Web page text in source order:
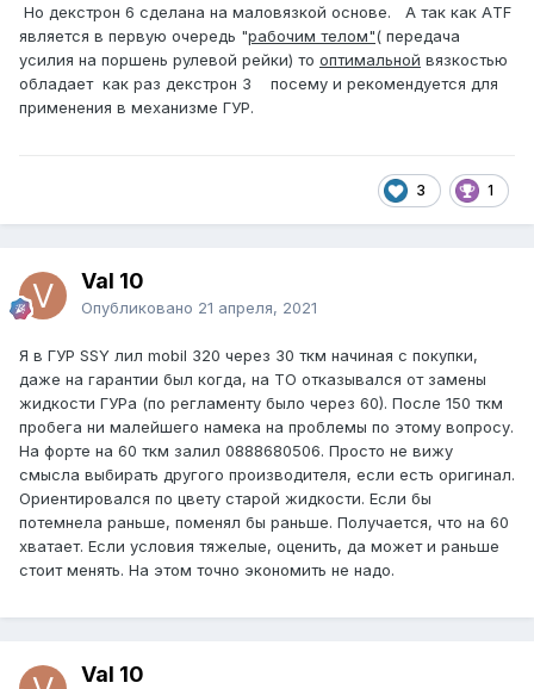
Но декстрон 6 сделана на маловязкой основе. А так как АTF
является в первую очередь "рабочим телом"( передача
усилия на поршень рулевой рейки) то оптимальной вязкостью
обладает как раз декстрон 3 посему и рекомендуется для
применения в механизме ГУР.
3 1
Val 10
Опубликовано 21 апреля, 2021
Я в ГУР SSY лил mobil 320 через 30 ткм начиная с покупки,
даже на гарантии был когда, на ТО отказывался от замены
жидкости ГУРа (по регламенту было через 60). После 150 ткм
пробега ни малейшего намека на проблемы по этому вопросу.
На форте на 60 ткм залил 0888680506. Просто не вижу
смысла выбирать другого производителя, если есть оригинал.
Ориентировался по цвету старой жидкости. Если бы
потемнела раньше, поменял бы раньше. Получается, что на 60
хватает. Если условия тяжелые, оценить, да может и раньше
стоит менять. На этом точно экономить не надо.
Val 10